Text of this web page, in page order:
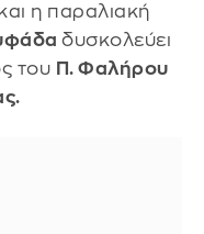
η παραλιακή
δυσκολεύει
του Π. Φαλήρου